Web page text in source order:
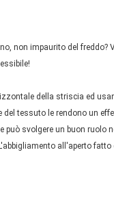
non impaurito del
della striscia ed
del tessuto le rendono un
può svolgere un buon
all'aperto